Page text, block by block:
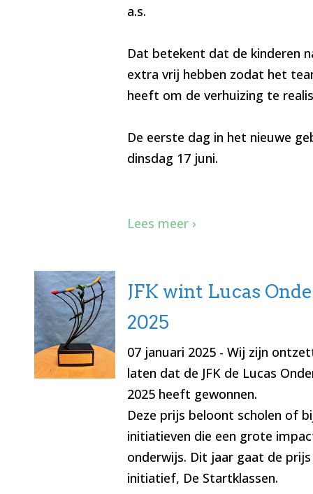
a.s.
Dat betekent dat de kinderen
extra vrij hebben zodat het
heeft om de verhuizing te
De eerste dag in het nieuwe
dinsdag 17 juni.
Lees meer ›
JFK wint Lucas
2025
07 januari 2025- Wij zijn
laten dat de JFK de Lucas
2025 heeft gewonnen.
Deze prijs beloont scholen of
initiatieven die een grote
onderwijs. Dit jaar gaat de
initiatief, De Startklassen.